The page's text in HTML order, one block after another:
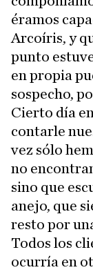
éramos
Arcoíris, y
punto
en propia
sospecho,
Cierto día
contarle
vez sólo
no
sino que
anejo, que
resto por
Todos los
ocurría en